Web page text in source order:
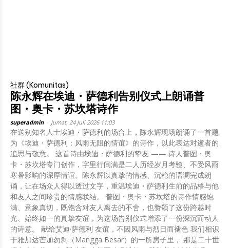
社群 (Komunitas)
陈永辉在埃迪・萨德利告别仪式上朗诵普
图・奥卡・苏坎塔诗作
superadmin Jumat, 24 Juli 2026 11:03
在送别知名人士埃迪・萨德利的场合上，陈永辉现场朗诵了一首题
为《埃迪・萨德利：风雨无阻的情谊》的诗作，以此表达对逝者的
追思与敬意。 这首诗由埃迪・萨德利的挚友 —— 诗人普图・奥
卡・苏坎塔专门创作，字里行间满是二人历经岁月考验、不受风雨
寒暑影响的深厚情谊。陈永辉以真挚的情感、沉稳的语调完成朗
诵，让在场众人得以透过文字，重温埃迪・萨德利生前的品格与他
和友人之间珍贵的情感联结。 普图・奥卡・苏坎塔的诗作情感饱
满、意象真切，既饱含对友人离去的不舍，也赞颂了这份跨越时
光、始终如一的真挚友谊，为这场告别仪式增添了一份深沉而动人
的诗意。 献给艾迪·萨德利 友谊，不因风雨与烈日而褪色 我们相识
于雅加达芒加勿刹（Mangga Besar）的一所房子里， 那是二十世